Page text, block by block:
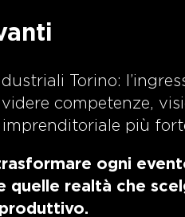
Torino:
competenze,
più
ogni
realtà che